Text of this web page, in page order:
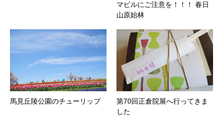
マビルにご注意を！！！ 春日
山原始林
馬見丘陵公園のチューリップ
第70回正倉院展へ行ってきま
した